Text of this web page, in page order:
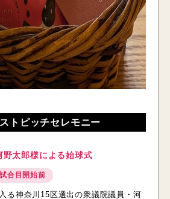
トピッチセレモニー
野太郎様による始球式
合目開始前
る神奈川15区選出の衆議院議員・河